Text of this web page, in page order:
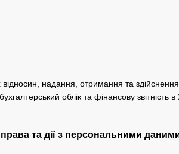
надання, отримання та здійснення
облік та фінансову звітність в
та дії з персональними даними